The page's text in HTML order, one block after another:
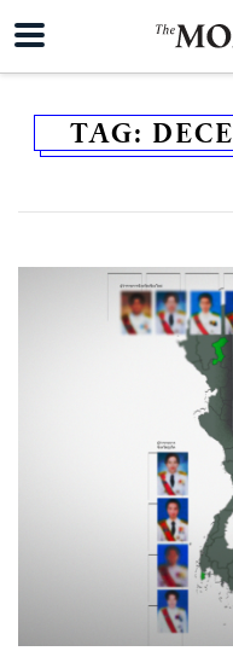
TAG:
ค้นหา